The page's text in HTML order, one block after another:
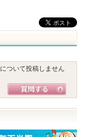
について投稿しません